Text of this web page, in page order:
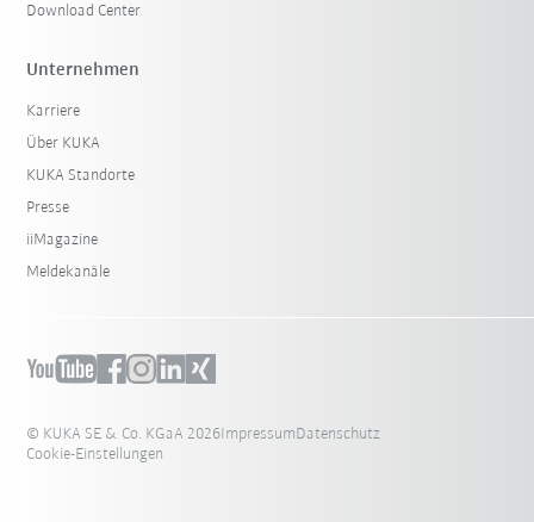
Download Center
Unternehmen
Karriere
Über KUKA
KUKA Standorte
Presse
iiMagazine
Meldekanäle
© KUKA SE & Co. KGaA 2026ImpressumDatenschutz
Cookie-Einstellungen